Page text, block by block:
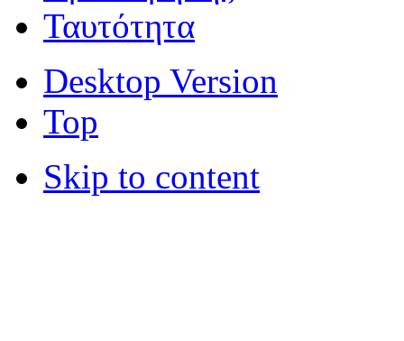
Ταυτότητα
Desktop Version
Top
Skip to content